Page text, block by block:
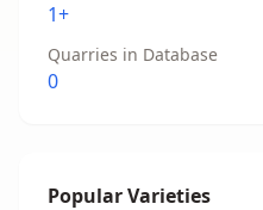
1+
Quarries in Database
0
Popular Varieties